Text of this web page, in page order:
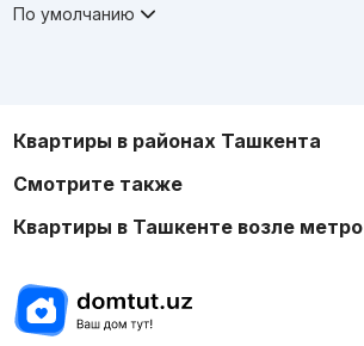
По умолчанию
Квартиры в районах Ташкента
Смотрите также
Квартиры в Ташкенте возле метро